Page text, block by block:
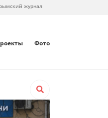
журнал
Фото